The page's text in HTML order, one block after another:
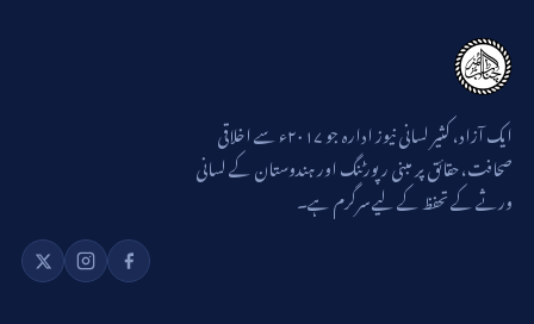
ایک آزاد، کثیر لسانی نیوز ادارہ جو ۲۰۱۷ء سے اخلاقی
صحافت، حقائق پر مبنی رپورٹنگ اور ہندوستان کے لسانی
ورثے کے تحفظ کے لیے سرگرم ہے۔